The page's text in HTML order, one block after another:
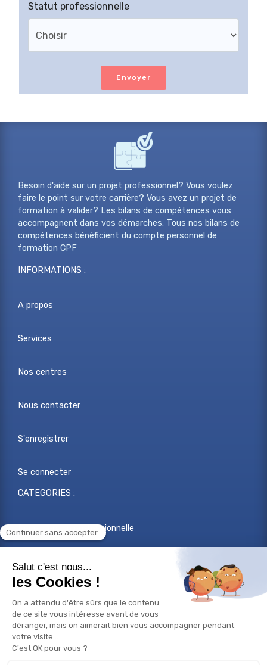
Statut professionnelle
Envoyer
Besoin d'aide sur un projet professionnel? Vous voulez
faire le point sur votre carrière? Vous avez un projet de
formation à valider? Les bilans de compétences vous
accompagnent dans vos démarches. Tous nos bilans de
compétences bénéficient du compte personnel de
formation CPF
INFORMATIONS :
A propos
Services
Nos centres
Nous contacter
S'enregistrer
Se connecter
CATEGORIES :
Reconversion professionnelle
Changer de métier
Compétences professionnelles